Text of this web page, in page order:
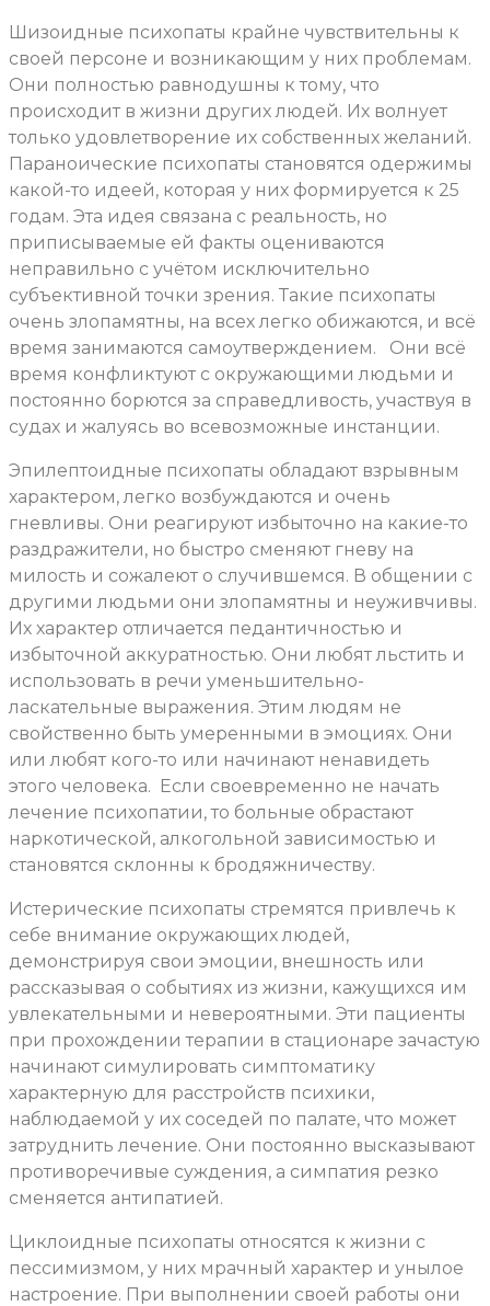
Шизоидные психопаты крайне чувствительны к
своей персоне и возникающим у них проблемам.
Они полностью равнодушны к тому, что
происходит в жизни других людей. Их волнует
только удовлетворение их собственных желаний.
Параноические психопаты становятся одержимы
какой-то идеей, которая у них формируется к 25
годам. Эта идея связана с реальность, но
приписываемые ей факты оцениваются
неправильно с учётом исключительно
субъективной точки зрения. Такие психопаты
очень злопамятны, на всех легко обижаются, и всё
время занимаются самоутверждением.
Они всё
время конфликтуют с окружающими людьми и
постоянно борются за справедливость, участвуя в
судах и жалуясь во всевозможные инстанции.
Эпилептоидные психопаты обладают взрывным
характером, легко возбуждаются и очень
гневливы. Они реагируют избыточно на какие-то
раздражители, но быстро сменяют гневу на
милость и сожалеют о случившемся. В общении с
другими людьми они злопамятны и неуживчивы.
Их характер отличается педантичностью и
избыточной аккуратностью. Они любят льстить и
использовать в речи уменьшительно-
ласкательные выражения. Этим людям не
свойственно быть умеренными в эмоциях. Они
или любят кого-то или начинают ненавидеть
этого человека. Если своевременно не начать
лечение психопатии, то больные обрастают
наркотической, алкогольной зависимостью и
становятся склонны к бродяжничеству.
Истерические психопаты стремятся привлечь к
себе внимание окружающих людей,
демонстрируя свои эмоции, внешность или
рассказывая о событиях из жизни, кажущихся им
увлекательными и невероятными. Эти пациенты
при прохождении терапии в стационаре зачастую
начинают симулировать симптоматику
характерную для расстройств психики,
наблюдаемой у их соседей по палате, что может
затруднить лечение. Они постоянно высказывают
противоречивые суждения, а симпатия резко
сменяется антипатией.
Циклоидные психопаты относятся к жизни с
пессимизмом, у них мрачный характер и унылое
настроение. При выполнении своей работы они